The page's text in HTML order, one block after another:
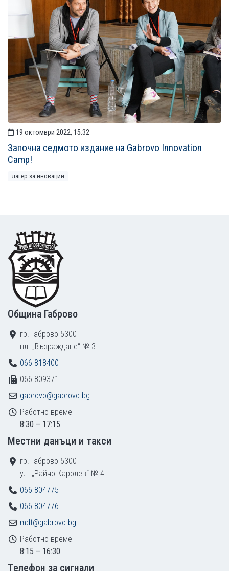
19 октомври 2022, 15:32
Започна седмото издание на Gabrovo Innovation
Camp!
лагер за иновации
Footer
Община Габрово
гр. Габрово 5300
пл. „Възраждане“ № 3
066 818400
066 809371
gabrovo@gabrovo.bg
Работно време
8:30 – 17:15
Местни данъци и такси
гр. Габрово 5300
ул. „Райчо Каролев“ № 4
066 804775
066 804776
mdt@gabrovo.bg
Работно време
8:15 – 16:30
Tелефон за сигнали